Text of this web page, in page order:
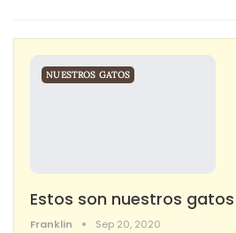
NUESTROS GATOS
Estos son nuestros gatos
Franklin Sep 20, 2020